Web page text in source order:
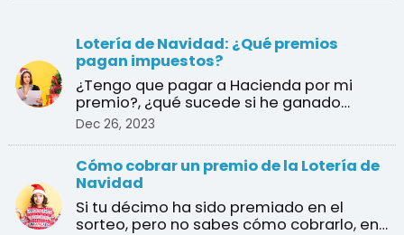
Lotería de Navidad: ¿Qué premios
pagan impuestos?
¿Tengo que pagar a Hacienda por mi
premio?, ¿qué sucede si he ganado
varios premios?, ¿cuál es e ...
Dec 26, 2023
Cómo cobrar un premio de la Lotería de
Navidad
Si tu décimo ha sido premiado en el
sorteo, pero no sabes cómo cobrarlo, en